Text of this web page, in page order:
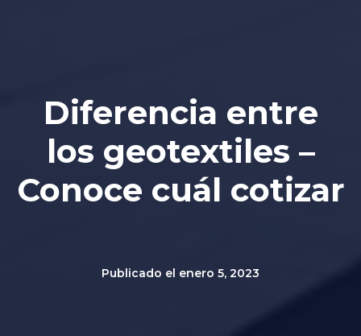
Diferencia entre
los geotextiles –
Conoce cuál cotizar
Publicado el enero 5, 2023